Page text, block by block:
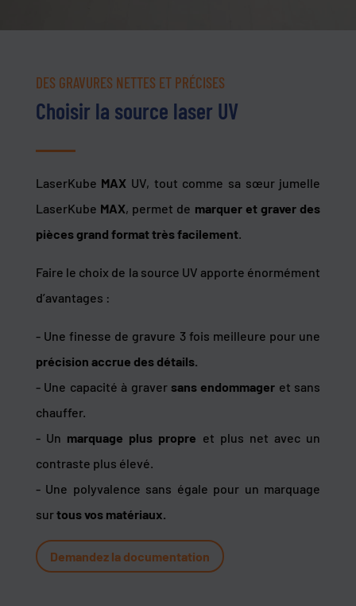
DES GRAVURES NETTES ET PRÉCISES
Choisir la source laser UV
LaserKube MAX UV, tout comme sa sœur jumelle
LaserKube MAX, permet de marquer et graver des
pièces grand format très facilement.
Faire le choix de la source UV apporte énormément
d’avantages :
- Une finesse de gravure 3 fois meilleure pour une
précision accrue des détails.
- Une capacité à graver sans endommager et sans
chauffer.
- Un marquage plus propre et plus net avec un
contraste plus élevé.
- Une polyvalence sans égale pour un marquage
surtous vos matériaux.
Demandez la documentation